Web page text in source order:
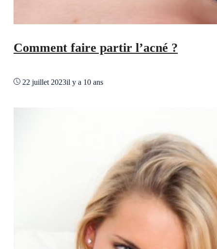
Comment faire partir l’acné ?
22 juillet 2023il y a 10 ans